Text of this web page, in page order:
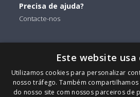
Precisa de ajuda?
Contacte-nos
Twitter
Linkedin
Este website usa
Utilizamos cookies para personalizar
nosso tráfego. Também
do nosso site com nossos parceiros de